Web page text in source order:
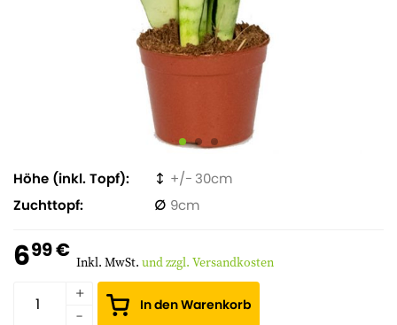
Höhe (inkl. Topf)
30
Zuchttopf
9
699 € Inkl. MwSt. und zzgl. Versandkosten
In den Warenkorb